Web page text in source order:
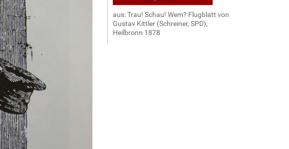
aus: Trau! Schau! Wem? Flugblatt von
Gustav Kittler (Schreiner, SPD),
Heilbronn 1878